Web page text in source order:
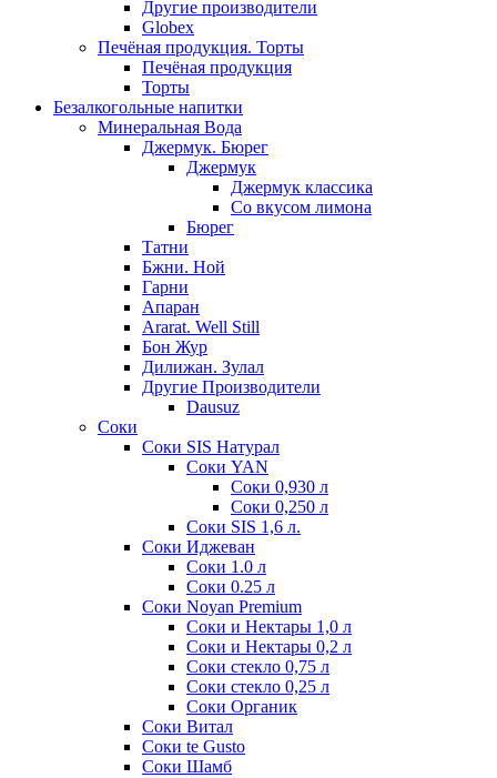
Другие производители
Globex
Печёная продукция. Торты
Печёная продукция
Торты
Безалкогольные напитки
Минеральная Вода
Джермук. Бюрег
Джермук
Джермук классика
Со вкусом лимона
Бюрег
Татни
Бжни. Ной
Гарни
Апаран
Ararat. Well Still
Бон Жур
Дилижан. Зулал
Другие Производители
Dausuz
Соки
Соки SIS Натурал
Соки YAN
Соки 0,930 л
Соки 0,250 л
Соки SIS 1,6 л.
Соки Иджеван
Соки 1.0 л
Соки 0.25 л
Соки Noyan Premium
Соки и Нектары 1,0 л
Соки и Нектары 0,2 л
Соки стекло 0,75 л
Соки стекло 0,25 л
Соки Органик
Соки Витал
Соки te Gusto
Соки Шамб